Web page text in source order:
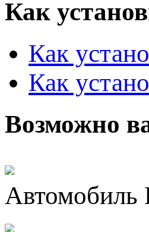
Как
Как
Как
Возможно
Автомобиль